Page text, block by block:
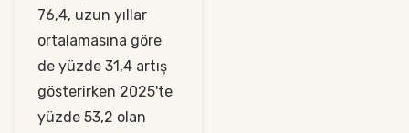
76,4, uzun yıllar
ortalamasına göre
de yüzde 31,4 artış
gösterirken 2025'te
yüzde 53,2 olan